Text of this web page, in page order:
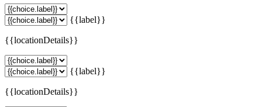
{{label}}
{{locationDetails}}
{{label}}
{{locationDetails}}